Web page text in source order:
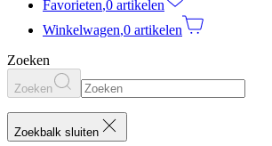
Favorieten,0 artikelen
Winkelwagen,0 artikelen
Zoeken
Zoeken
Zoekbalk sluiten